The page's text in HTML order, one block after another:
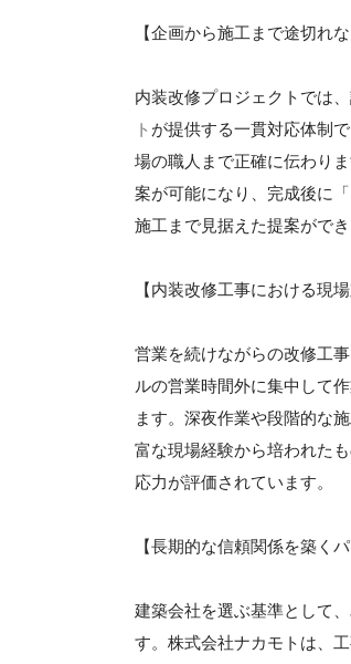
【企画から施工まで途切れ
内装改修プロジェクトでは
ト が提供する一貫対応体制
場の職人まで正確に伝わり
案が可能になり、完成後に
施工まで見据えた提案がで
【内装改修工事における現
営業を続けながらの改修工
ルの営業時間外に集中して
ます。深夜作業や段階的な
富な現場経験から培われた
応力が評価されています。
【長期的な信頼関係を築く
建築会社を選ぶ基準として
す。株式会社ナカモトは、